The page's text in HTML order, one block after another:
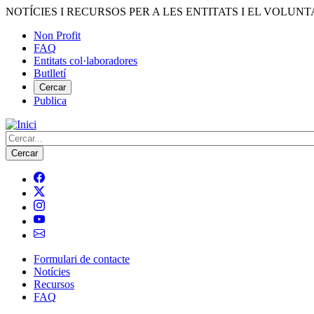
Vés
contingut
NOTÍCIES I RECURSOS PER A LES ENTITATS I EL
Menú
del
compte
d'usuari
Non Profit
FAQ
Entitats col·laboradores
Butlletí
Cercar
Publica
Cerca
Navegació
principal
Formulari de contacte
Notícies
Recursos
FAQ